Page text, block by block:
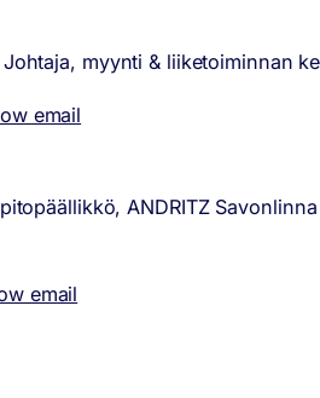
myynti & liiketoiminnan
email
ANDRITZ
email